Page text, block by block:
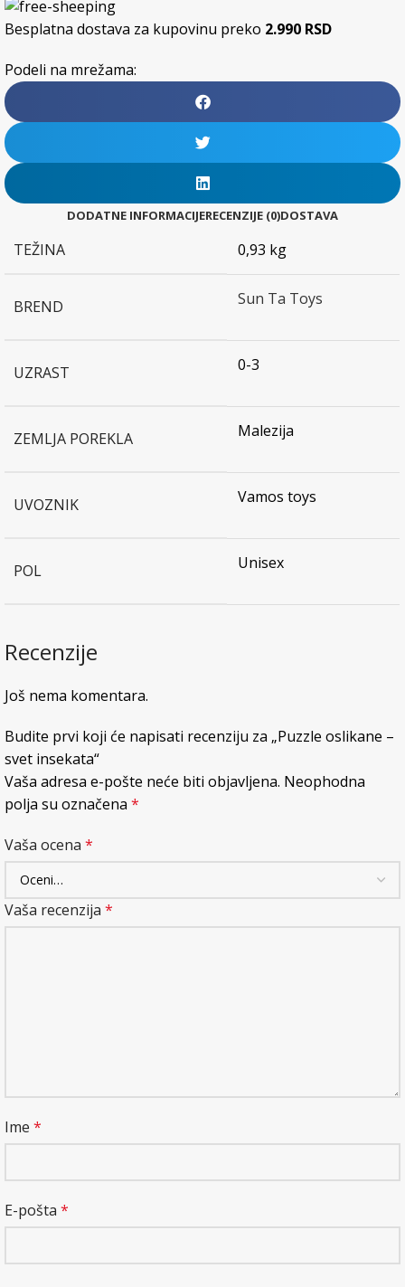
Besplatna dostava za kupovinu preko 2.990 RSD
Podeli na mrežama:
DODATNE INFORMACIJERECENZIJE (0)DOSTAVA
TEŽINA 0,93 kg
BREND Sun Ta Toys
UZRAST 0-3
ZEMLJA POREKLA Malezija
UVOZNIK Vamos toys
POL Unisex
Recenzije
Još nema komentara.
Budite prvi koji će napisati recenziju za „Puzzle oslikane –
svet insekata“
Vaša adresa e-pošte neće biti objavljena. Neophodna
polja su označena*
Vaša ocena*
Vaša recenzija*
Ime*
E-pošta*